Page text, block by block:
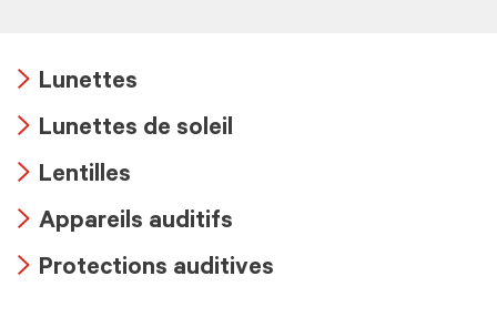
icon
Lunettes
icon
Lunettes de soleil
icon
Lentilles
icon
Appareils auditifs
Protections auditives